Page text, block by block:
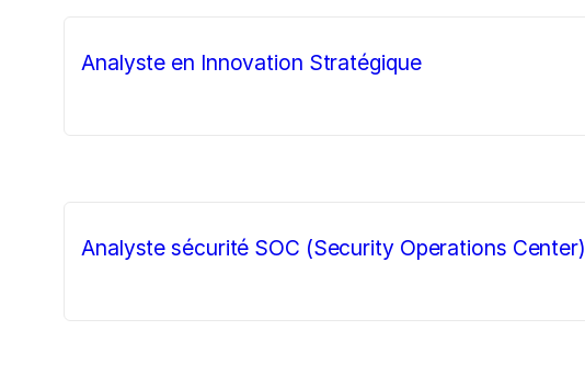
Analyste en Innovation Stratégique
Analyste sécurité SOC (Security Operations Center)